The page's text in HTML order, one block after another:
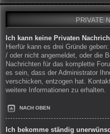
PRIVATE
Ich kann keine Privaten
Hierfür kann es drei Gründe
/ oder nicht angemeldet, oder die
Nachrichten für das komplette
es sein, dass der Administrator
verschicken, entzogen hat.
weitere Informationen zu erhalten.
NACH OBEN
Ich bekomme ständig